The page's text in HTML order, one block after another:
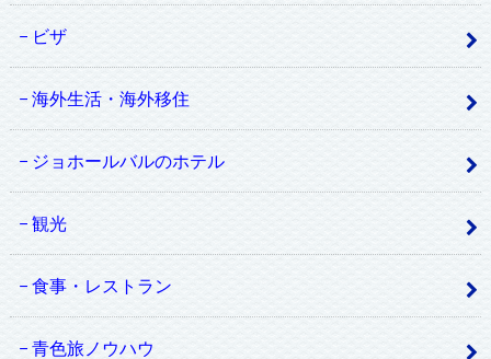
ビザ
海外生活・海外移住
ジョホールバルのホテル
観光
食事・レストラン
青色旅ノウハウ